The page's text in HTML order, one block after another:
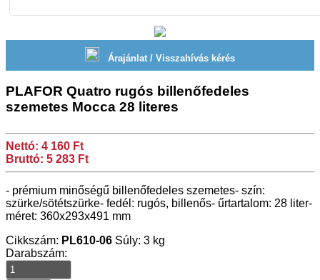
Árajánlat / Visszahívás kérés
PLAFOR Quatro rugós billenőfedeles
szemetes Mocca 28 literes
Nettó: 4 160 Ft
Bruttó: 5 283 Ft
- prémium minőségű billenőfedeles szemetes- szín:
szürke/sötétszürke- fedél: rugós, billenős- űrtartalom: 28 liter-
méret: 360x293x491 mm
Cikkszám: PL610-06 Súly: 3 kg
Darabszám: